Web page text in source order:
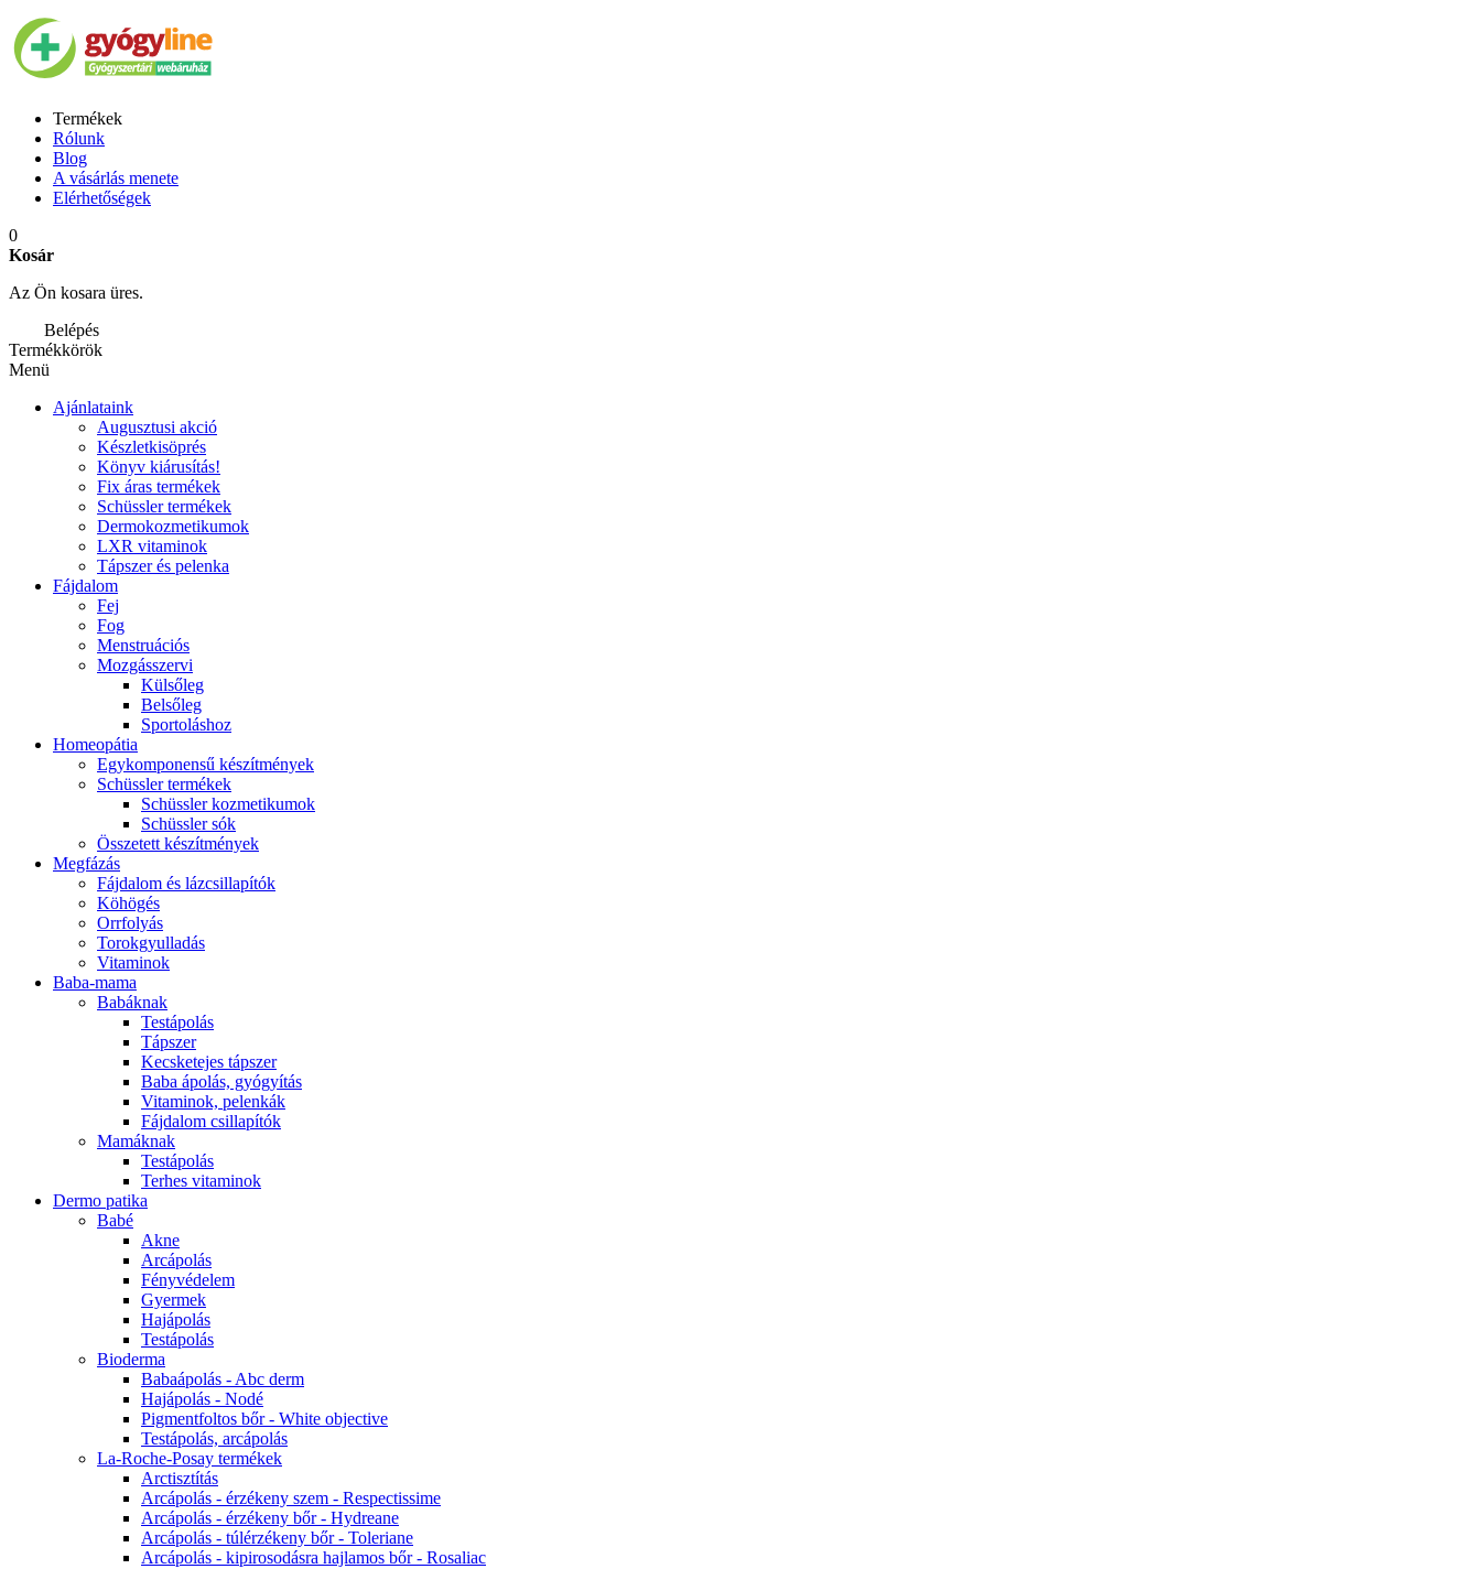
Termékek
Rólunk
Blog
A vásárlás menete
Elérhetőségek
0
Kosár
Az Ön kosara üres.
Belépés
Termékkörök
Menü
Ajánlataink
Augusztusi akció
Készletkisöprés
Könyv kiárusítás!
Fix áras termékek
Schüssler termékek
Dermokozmetikumok
LXR vitaminok
Tápszer és pelenka
Fájdalom
Fej
Fog
Menstruációs
Mozgásszervi
Külsőleg
Belsőleg
Sportoláshoz
Homeopátia
Egykomponensű készítmények
Schüssler termékek
Schüssler kozmetikumok
Schüssler sók
Összetett készítmények
Megfázás
Fájdalom és lázcsillapítók
Köhögés
Orrfolyás
Torokgyulladás
Vitaminok
Baba-mama
Babáknak
Testápolás
Tápszer
Kecsketejes tápszer
Baba ápolás, gyógyítás
Vitaminok, pelenkák
Fájdalom csillapítók
Mamáknak
Testápolás
Terhes vitaminok
Dermo patika
Babé
Akne
Arcápolás
Fényvédelem
Gyermek
Hajápolás
Testápolás
Bioderma
Babaápolás - Abc derm
Hajápolás - Nodé
Pigmentfoltos bőr - White objective
Testápolás, arcápolás
La-Roche-Posay termékek
Arctisztítás
Arcápolás - érzékeny szem - Respectissime
Arcápolás - érzékeny bőr - Hydreane
Arcápolás - túlérzékeny bőr - Toleriane
Arcápolás - kipirosodásra hajlamos bőr - Rosaliac